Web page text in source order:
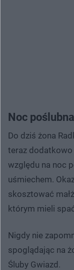
Noc
Do dziś żona
teraz dodatkowo
względu na noc
uśmiechem.
skosztować
którym mieli
Nigdy nie
spoglądając na
Śluby Gwiazd.